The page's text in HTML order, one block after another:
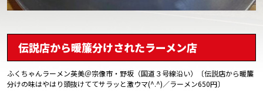
伝説店から暖簾分けされたラーメン店
ふくちゃんラーメン英美＠宗像市・野坂（国道３号線沿い）〔伝説店から暖簾
分けの味はやはり頭抜けててサラッと激ウマ(^.^)／ラーメン650円〕